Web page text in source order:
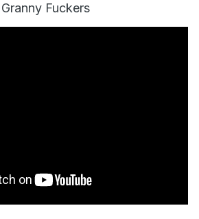
Granny Fuckers